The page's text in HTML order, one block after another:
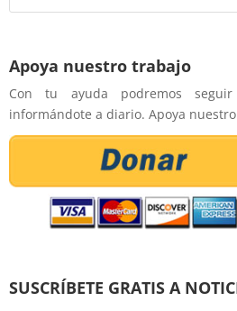
Apoya nuestro trabajo
Con tu ayuda podremos
informándote a diario. Apoya nuestro
SUSCRÍBETE GRATIS A